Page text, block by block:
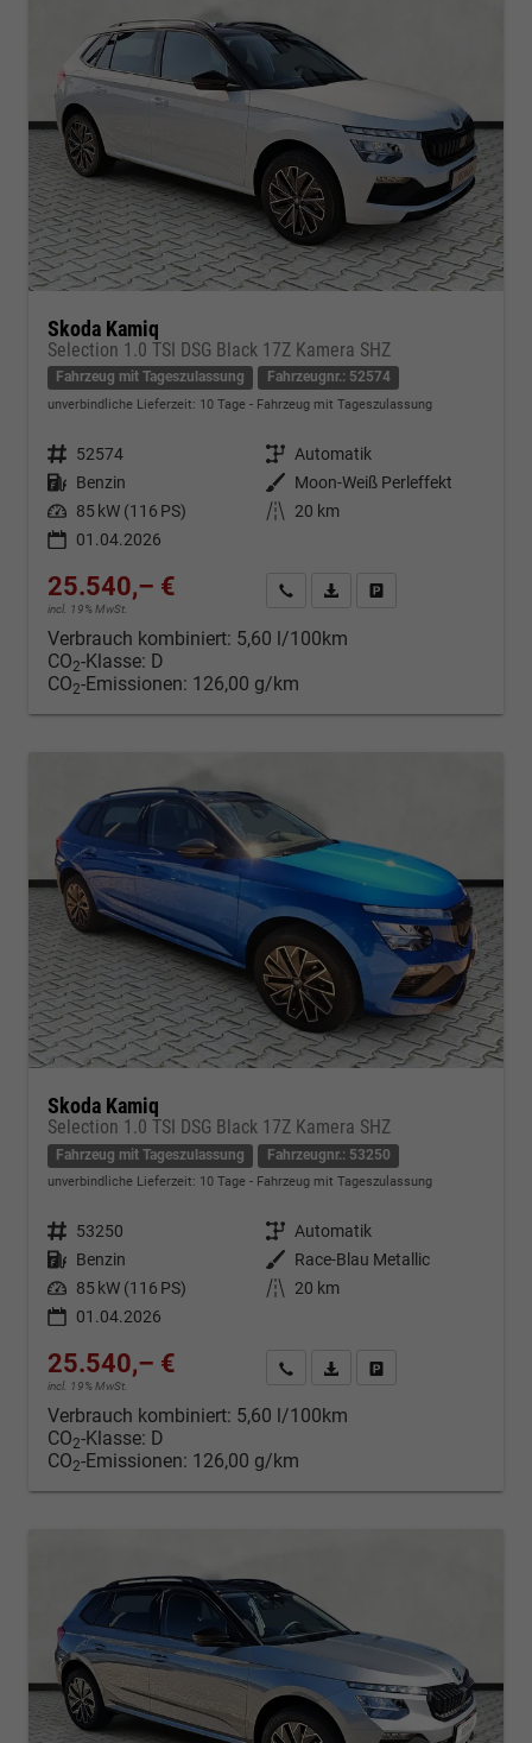
Skoda Kamiq
Selection 1.0 TSI DSG Black 17Z Kamera SHZ
Fahrzeug mit Tageszulassung Fahrzeugnr.: 52574
unverbindliche Lieferzeit: 10 Tage Fahrzeug mit Tageszulassung
Fahrzeugnr. 52574 Getriebe Automatik
Kraftstoff Benzin Außenfarbe
Moon-Weiß Perleffekt
Leistung 85 kW (116 PS) Kilometerstand
20 km
01.04.2026
25.540,– €
incl. 19% MwSt.
Kontakt & Angebot anfordern
PDF-Datei, Fahrzeugexposé
Verbrauch kombiniert: 5,60 l/100km
CO2-Klasse: D
CO2-Emissionen: 126,00 g/km
Skoda Kamiq
Selection 1.0 TSI DSG Black 17Z Kamera SHZ
Fahrzeug mit Tageszulassung Fahrzeugnr.: 53250
unverbindliche Lieferzeit: 10 Tage Fahrzeug mit Tageszulassung
Fahrzeugnr. 53250 Getriebe Automatik
Kraftstoff Benzin Außenfarbe
Race-Blau Metallic
Leistung 85 kW (116 PS) Kilometerstand
20 km
01.04.2026
25.540,– €
incl. 19% MwSt.
Kontakt & Angebot anfordern
PDF-Datei, Fahrzeugexposé
Verbrauch kombiniert: 5,60 l/100km
CO2-Klasse: D
CO2-Emissionen: 126,00 g/km